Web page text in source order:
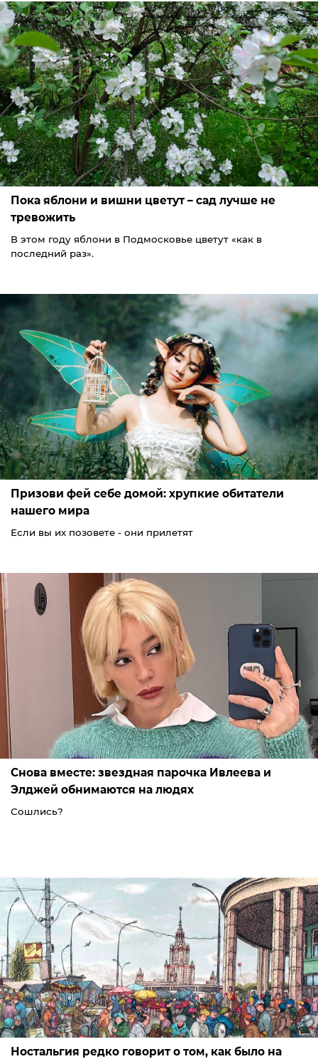
Пока яблони и вишни цветут – сад лучше не
тревожить
В этом году яблони в Подмосковье цветут «как в
последний раз».
Призови фей себе домой: хрупкие обитатели
нашего мира
Если вы их позовете - они прилетят
Снова вместе: звездная парочка Ивлеева и
Элджей обнимаются на людях
Сошлись?
Ностальгия редко говорит о том, как было на